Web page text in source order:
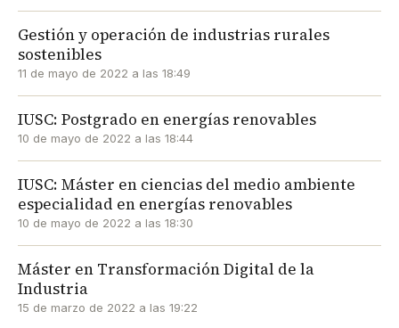
Gestión y operación de industrias rurales
sostenibles
11 de mayo de 2022 a las 18:49
IUSC: Postgrado en energías renovables
10 de mayo de 2022 a las 18:44
IUSC: Máster en ciencias del medio ambiente
especialidad en energías renovables
10 de mayo de 2022 a las 18:30
Máster en Transformación Digital de la
Industria
15 de marzo de 2022 a las 19:22